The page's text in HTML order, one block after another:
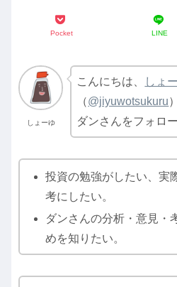
Pocket LINE
しょーゆ
こんにちは、
しょ
（@jiyuwotsukuru
ダンさんをフォロ
投資の勉強がしたい、実
考にしたい。
ダンさんの分析・意見・
めを知りたい。